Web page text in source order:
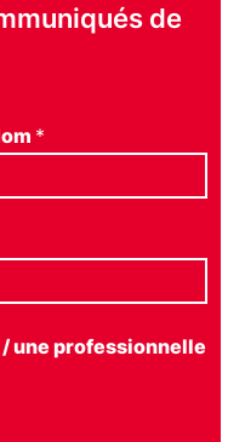
de
*
une professionnelle